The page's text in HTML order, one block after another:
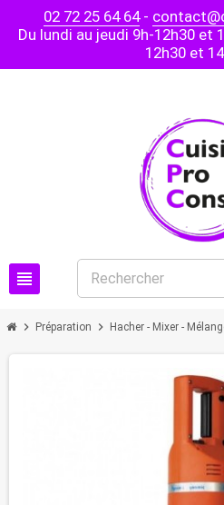
02 72 25 64 64-
Du lundi au jeudi 9h-12h30 et
12h30 et
view_headline
chevron_right Préparation chevron_right Hacher - Mixer -